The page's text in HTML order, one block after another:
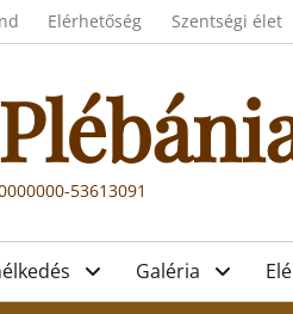
Elérhetőség Szentségi élet
53613091
Galéria